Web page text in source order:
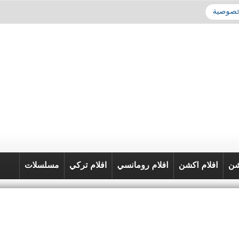
افلام اكشن افلام رومانسي افلام تركي مسلسلات